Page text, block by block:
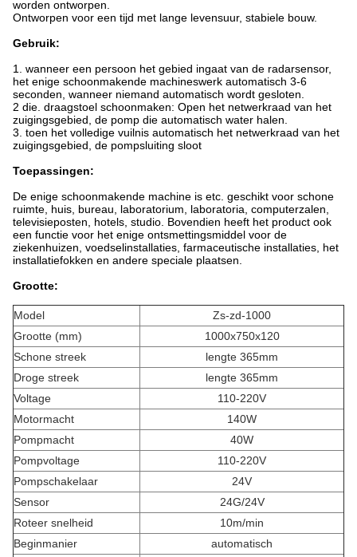
worden ontworpen.
Ontworpen voor een tijd met lange levensuur, stabiele bouw.
Gebruik:
1
wanneer een persoon het gebied ingaat van de radarsensor,
het enige schoonmakende machineswerk automatisch 3-6
seconden, wanneer niemand automatisch wordt gesloten.
2 die draagstoel schoonmaken: Open het netwerkraad van het
zuigingsgebied, de pomp die automatisch water halen.
3 toen het volledige vuilnis automatisch het netwerkraad van het
zuigingsgebied, de pompsluiting sloot
Toepassingen:
De enige schoonmakende machine is etc. geschikt voor schone
ruimte, huis, bureau, laboratorium, laboratoria, computerzalen,
televisieposten, hotels, studio. Bovendien heeft het product ook
een functie voor het enige ontsmettingsmiddel voor de
ziekenhuizen, voedselinstallaties, farmaceutische installaties, het
installatiefokken en andere speciale plaatsen.
Grootte:
Model
Zs-zd-1000
Grootte (mm)
1000x750x120
Schone streek
lengte 365mm
Droge streek
lengte 365mm
Voltage
110-220V
Motormacht
140W
Pompmacht
40W
Pompvoltage
110-220V
Pompschakelaar
24V
Sensor
24G/24V
Roteer snelheid
10m/min
Beginmanier
automatisch